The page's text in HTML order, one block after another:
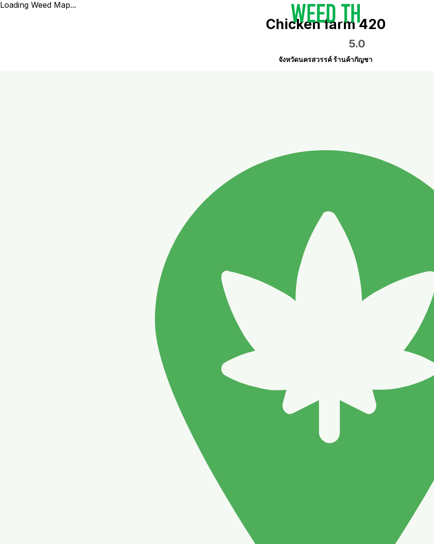
Loading Weed Map...
Chicken farm 420
5.0
จังหวัดนครสวรรค์ ร้านค้ากัญชา